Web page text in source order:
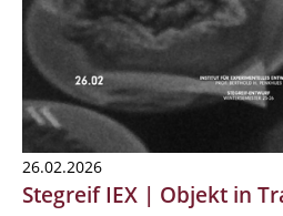
26.02.2026
Stegreif IEX | Objekt in